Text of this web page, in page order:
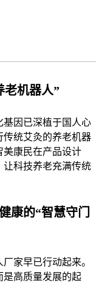
老机器人”
因已深植于国人心
传统艾灸的养老机器
美康民在产品设计
让科技养老充满传统
康的“智慧守门
家早已行动起来。
是高质量发展的起